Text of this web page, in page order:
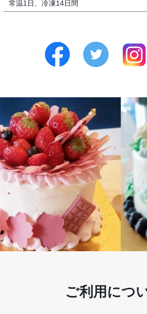
常温1日、冷凍14日間
ご利用につ